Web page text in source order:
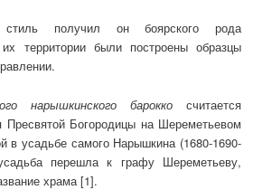
получил он боярского рода
территории были построены образцы
нарышкинского бароккосчитается
Пресвятой Богородицы на Шереметьевом
в усадьбе самого Нарышкина (1680-1690-
перешла к графу Шереметьеву,
храма [1].